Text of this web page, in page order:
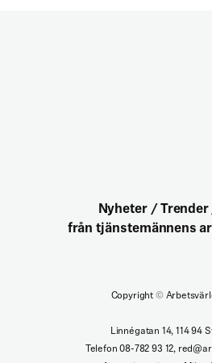
Nyheter /
från tjänstemännens
Copyright ©
Linnégatan 14, 114 94
Telefon 08-782 93 12,